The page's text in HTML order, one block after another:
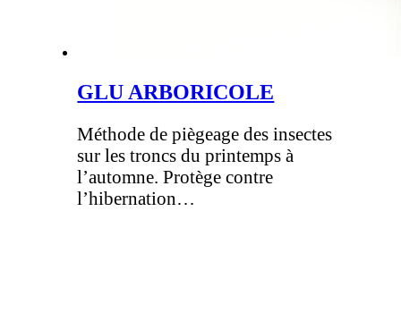
GLU ARBORICOLE
Méthode de piègeage des insectes
sur les troncs du printemps à
l’automne. Protège contre
l’hibernation…